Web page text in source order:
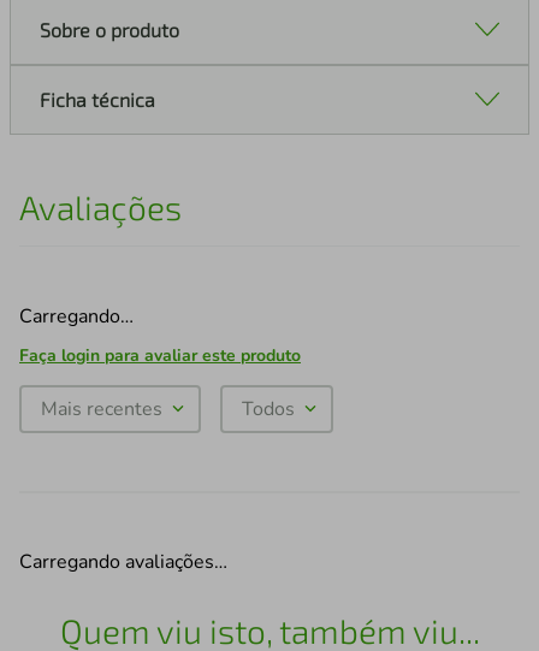
Sobre o produto
Ficha técnica
Avaliações
Carregando…
Faça login para avaliar este produto
Mais recentes Todos
Carregando avaliações…
Quem viu isto, também viu...